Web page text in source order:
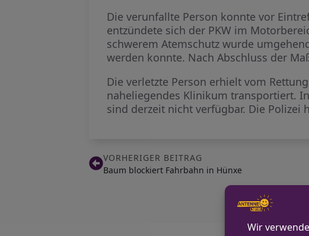
Die verunfallte Person konnte vor
entzündete sich der PKW im
schwerem Atemschutz wurde
werden konnte. Nach Abschluss der
Die verletzte Person erhielt vom
naheliegendes Klinikum transportiert.
sind derzeit nicht verfügbar. Die
VORHERIGER BEITRAG
Baum blockiert Fahrbahn in Hünxe